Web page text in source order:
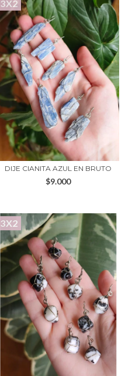
3X2
DIJE CIANITA AZUL EN BRUTO
$9.000
3X2